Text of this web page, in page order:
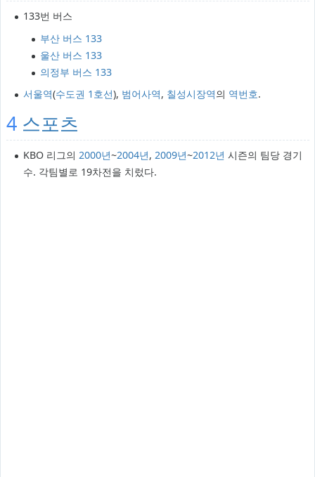
133번 버스
부산 버스 133
울산 버스 133
의정부 버스 133
서울역(수도권 1호선), 범어사역, 칠성시장역의 역번호.
4 스포츠
KBO 리그의 2000년~2004년, 2009년~2012년 시즌의 팀당 경기
수. 각팀별로 19차전을 치렀다.